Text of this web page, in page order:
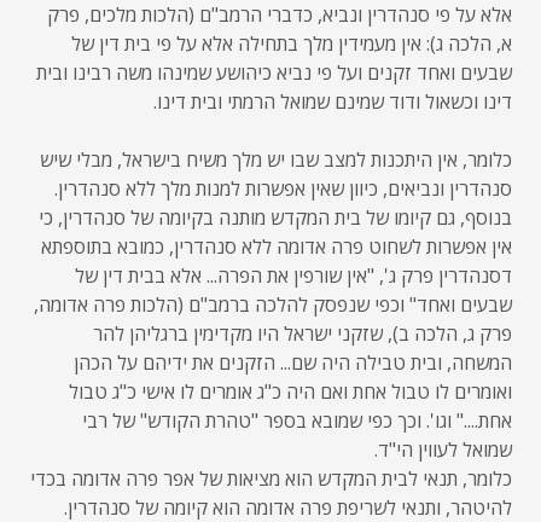
אלא על פי סנהדרין ונביא, כדברי הרמב"ם (הלכות מלכים, פרק
א, הלכה ג): אין מעמידין מלך בתחילה אלא על פי בית דין של
שבעים ואחד זקנים ועל פי נביא כיהושע שמינהו משה רבינו ובית
דינו וכשאול ודוד שמינם שמואל הרמתי ובית דינו.
כלומר, אין היתכנות למצב שבו יש מלך משיח בישראל, מבלי שיש
סנהדרין ונביאים, כיוון שאין אפשרות למנות מלך ללא סנהדרין.
בנוסף, גם קיומו של בית המקדש מותנה בקיומה של סנהדרין, כי
אין אפשרות לשחוט פרה אדומה ללא סנהדרין, כמובא בתוספתא
דסנהדרין פרק ג', "אין שורפין את הפרה... אלא בבית דין של
שבעים ואחד" וכפי שנפסק להלכה ברמב"ם (הלכות פרה אדומה,
פרק ג, הלכה ב), שזקני ישראל היו מקדימין ברגליהן להר
המשחה, ובית טבילה היה שם... הזקנים את ידיהם על הכהן
ואומרים לו טבול אחת ואם היה כ"ג אומרים לו אישי כ"ג טבול
אחת...." וגו'. וכך כפי שמובא בספר "טהרת הקודש" של רבי
שמואל לעווין הי"ד.
כלומר, תנאי לבית המקדש הוא מציאות של אפר פרה אדומה בכדי
להיטהר, ותנאי לשריפת פרה אדומה הוא קיומה של סנהדרין.